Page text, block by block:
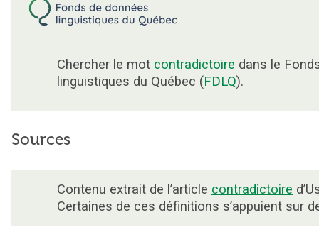
Chercher le mot contradictoire dans le
linguistiques du Québec (FDLQ).
Sources
Contenu extrait de l’article contradictoire
Certaines de ces définitions s’appuient sur